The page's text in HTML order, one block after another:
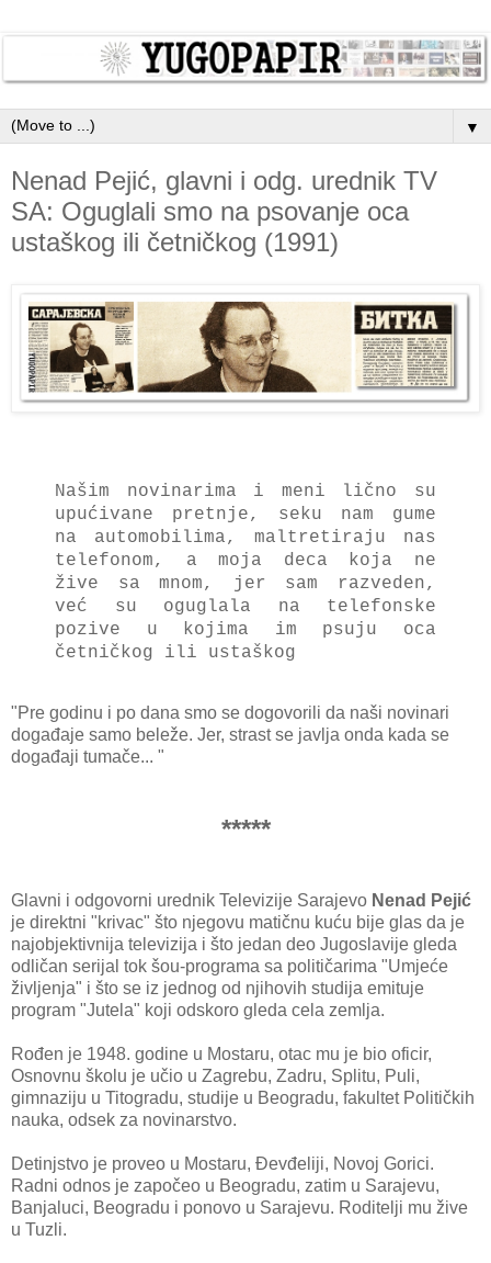
▼
Nenad Pejić, glavni i odg. urednik TV
SA: Oguglali smo na psovanje oca
ustaškog ili četničkog (1991)
Našim novinarima i meni lično su
upućivane pretnje, seku nam gume
na automobilima, maltretiraju nas
telefonom, a moja deca koja ne
žive sa mnom, jer sam razveden,
već su oguglala na telefonske
pozive u kojima im psuju oca
četničkog ili ustaškog
"Pre godinu i po dana smo se dogovorili da naši novinari
događaje samo beleže. Jer, strast se javlja onda kada se
događaji tumače... "
*****
Glavni i odgovorni urednik Televizije Sarajevo Nenad Pejić
je direktni "krivac" što njegovu matičnu kuću bije glas da je
najobjektivnija televizija i što jedan deo Jugoslavije gleda
odličan serijal tok šou-programa sa političarima "Umjeće
življenja" i što se iz jednog od njihovih studija emituje
program "Jutela" koji odskoro gleda cela zemlja.
Rođen je 1948. godine u Mostaru, otac mu je bio oficir,
Osnovnu školu je učio u Zagrebu, Zadru, Splitu, Puli,
gimnaziju u Titogradu, studije u Beogradu, fakultet Političkih
nauka, odsek za novinarstvo.
Detinjstvo je proveo u Mostaru, Đevđeliji, Novoj Gorici.
Radni odnos je započeo u Beogradu, zatim u Sarajevu,
Banjaluci, Beogradu i ponovo u Sarajevu. Roditelji mu žive
u Tuzli.